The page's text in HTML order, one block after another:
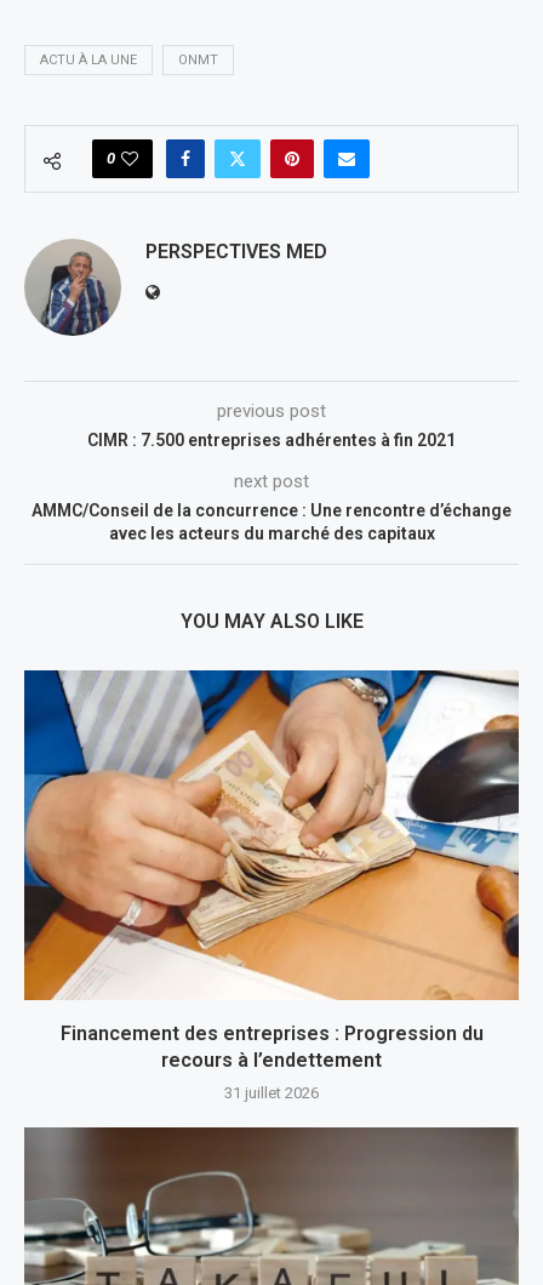
ACTU À LA UNE ONMT
0
PERSPECTIVES MED
previous post
CIMR : 7.500 entreprises adhérentes à fin 2021
next post
AMMC/Conseil de la concurrence : Une rencontre d’échange
avec les acteurs du marché des capitaux
YOU MAY ALSO LIKE
Financement des entreprises : Progression du
recours à l’endettement
31 juillet 2026